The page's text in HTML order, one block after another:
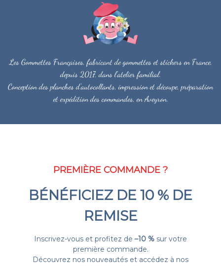
Les Gommettes Françaises, fabricant de gommettes et stickers en France,
depuis 2017, dans l'atelier familial.
Conception des planches d'autocollants, impression et découpe, préparation
et expédition des commandes, en Aveyron.